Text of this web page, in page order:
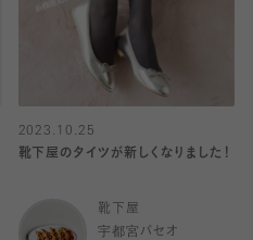
2023.10.25
靴下屋のタイツが新しくなりました！
靴下屋
宇都宮パセオ